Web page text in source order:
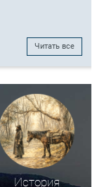
Читать все
История